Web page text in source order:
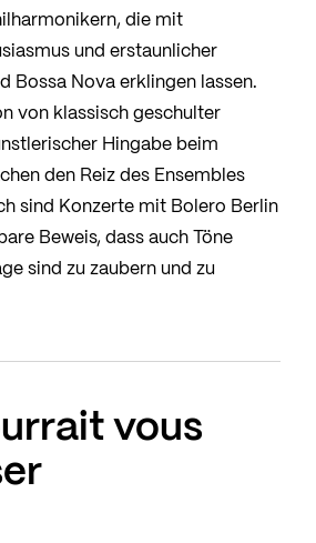
die mit
und erstaunlicher
Bossa Nova erklingen lassen.
von klassisch geschulter
Hingabe beim
den Reiz des Ensembles
sind Konzerte mit Bolero Berlin
Beweis, dass auch Töne
sind zu zaubern und zu
vous